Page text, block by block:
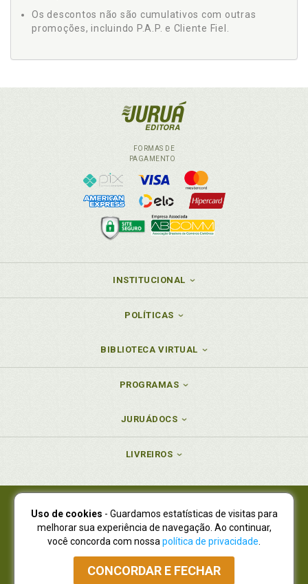
Os descontos não são cumulativos com outras
promoções, incluindo P.A.P. e Cliente Fiel.
FORMAS DE
PAGAMENTO
INSTITUCIONAL
POLÍTICAS
BIBLIOTECA VIRTUAL
PROGRAMAS
JURUÁDOCS
LIVREIROS
Juruá Editora Ltda., CNPJ 77.535.508/0001-19
Juruá Informática Ltda., CNPJ 01.701.561/0001-80
NOVO ENDEREÇO:R. Flávio Dallegrave, 7665, São Lourenço |
Curitiba - Paraná - CEP 82210-310
Atendimento: (41) 4009-3900|Vendas Atacado: (41) 4009-3939
Uso de cookies - Guardamos estatísticas de visitas para
melhorar sua experiência de navegação. Ao continuar,
você concorda com nossa política de privacidade
CONCORDAR E FECHAR